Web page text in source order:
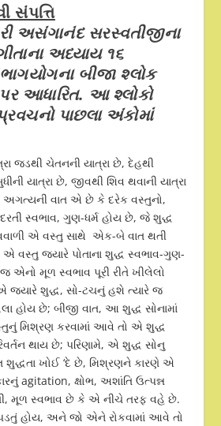
સંપત્તિ
અસંગાનંદ સરસ્વતીજીના
ના અધ્યાય ૧૬
બીજા શ્લોક
આધારિત. આ શ્લોકો
પાછલા અંકોમાં
જડથી ચેતનની યાત્રા છે, દેહથી
યાત્રા છે, જીવથી શિવ થવાની યાત્રા
અગત્યની વાત એ છે કે દરેક વસ્તુનો,
સ્વભાવ, ગુણ-ધર્મ હોય છે, જે શુદ્ધ
એ વસ્તુ સાથે એક-બે વાત થતી
વસ્તુ જ્યારે પોતાના શુદ્ધ સ્વભાવ-ગુણ-
જ એનો મૂળ સ્વભાવ પૂરી રીતે ખીલેલો
જ્યારે શુદ્ધ, સો-ટચનું હશે ત્યારે જ
હોય છે; બીજી વાત, આ શુદ્ધ સોનામાં
મિશ્રણ કરવામાં આવે તો એ શુદ્ધ
થાય છે; પરિણામે, એ શુદ્ધ સોનુ
શુદ્ધતા ખોઈ ‘દે છે, મિશ્રણને કારણે એ
agitation, ક્ષોભ, અશાંતિ ઉત્પન્ન
મૂળ સ્વભાવ છે કે એ નીચે તરફ વહે છે.
હોય, અને જો એને રોકવામાં આવે તો